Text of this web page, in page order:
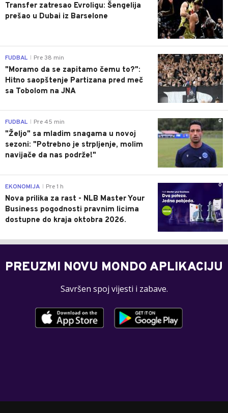
Transfer zatresao Evroligu: Šengelija
prešao u Dubai iz Barselone
0
FUDBAL Pre 38 min
"Moramo da se zapitamo čemu to?":
Hitno saopštenje Partizana pred meč
sa Tobolom na JNA
0
FUDBAL Pre 45 min
"Željo" sa mladim snagama u novoj
sezoni: "Potrebno je strpljenje, molim
navijače da nas podrže!"
0
EKONOMIJA Pre 1 h
Nova prilika za rast - NLB Master Your
Business pogodnosti pravnim licima
dostupne do kraja oktobra 2026.
PREUZMI NOVU MONDO APLIKACIJU
Savršen spoj vijesti i zabave.